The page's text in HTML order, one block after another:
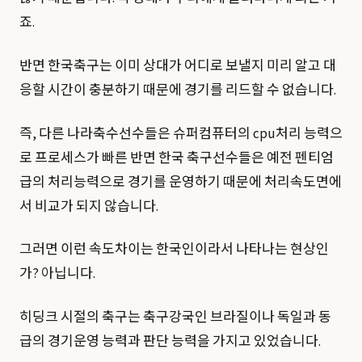
죠.
반면 한국축구는 이미 상대가 어디로 보낼지 미리 알고 대
응할 시간이 충분하기 때문에 경기를 리드할 수 없습니다.
즉, 다른 나라축수선수들은 슈퍼컴퓨터의 cpu처리 능력으
로 프로세스가 빠른 반면 한국 축구선수들은 예전 펜티엄
급의 처리능력으로 경기를 운영하기 때문에 처리속도면에
서 비교가 되지 않습니다.
그러면 이런 속도차이는 한국인이라서 나타나는 현상인
가? 아닙니다.
히딩크 시절의 축구는 축구강국인 브라질이나 독일과 동
급의 경기운영 능력과 판단 능력을 가지고 있었습니다.